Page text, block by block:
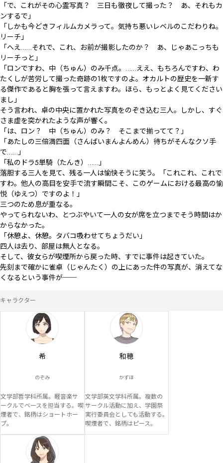
「で、これがその心霊写真？　三日も徹夜して撮った？　あ、それもカ
ンするで」
「しかも今どきフィルムカメラって。気持ち悪いレベルのこだわりね。
リーチ」
「へえ……それで、これ、お前が撮影したのか？　あ、じゃあこっちも
リーチっと」
「ロンですわ、中（ちゅん）のみ千点。……ええ、もちろんですわ、わ
たくしが苦労して撮った奇跡の1枚ですのよ。オカルトの歴史を一新す
る傑作であると胸を張って言えますわ。ほら、もっとよく見てください
まし」
そう言われ、卓の中央に置かれた写真をのぞき込む三人。しかし、すぐ
さま虚を突かれたような声が響く。
「は、ロン？　中（ちゅん）のみ？　そこまで揃ってて？」
「あたしの三倍満四面（さんばいまんよんめん）待ちがそんなクソ手
で……」
「私のドラ5単騎（たんき）……」
落胆する三人を見て、残る一人は愉快そうに笑う。「これこれ、これで
すわ。他人の高目を安手で流す瞬間こそ、このゲームにおける最高の愉
悦（ゆえつ）ですのよ！」
三つのため息が重なる。
やってられないわ、とつぶやいて一人の女が席を立つまでそう時間はか
からなかった。
「休憩よ、休憩。タバコ吸わせてちょうだい」
四人は去り、部屋は無人となる。
そして、彼女らが喫煙所から戻った時、すでに事件は起きていた。
先刻まで確かに雀卓（じゃんたく）の上にあった件の写真が、消えてな
くなるという事件が──
キャラクター
希
のぞみ
文学部哲学科所属。軽音楽サ
ークルでベースを担当する。喫
煙者で、銘柄はショートホー
プ。
和穂
かずほ
文学部英文学科所属。複数の
サークル活動に加え、学園祭
実行委員会としても活動する。
喫煙者で、銘柄はピース。